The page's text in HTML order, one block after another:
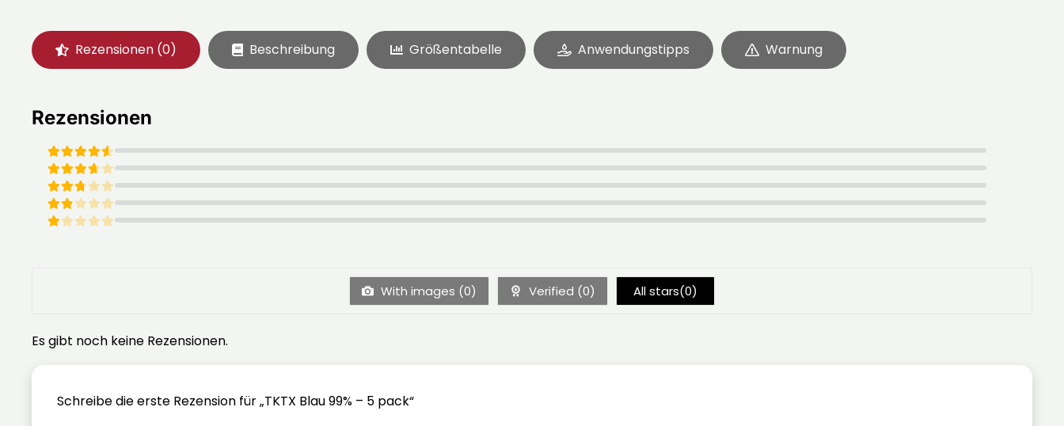
Rezensionen (0) Beschreibung Größentabelle Anwendungstipps Warnung
Rezensionen
Bewertet mit5von 5
Bewertet mit4von 5
Bewertet mit3von 5
Bewertet mit2von 5
With images (0) Verified (0) All stars(0)
Es gibt noch keine Rezensionen.
Schreibe die erste Rezension für „TKTX Blau 99% – 5 pack“